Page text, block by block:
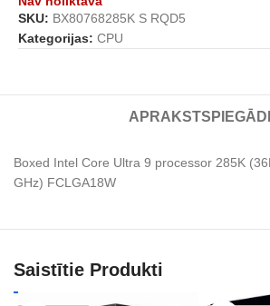
SKU: BX80768285K S RQD5
Kategorijas: CPU
APRAKSTS
Boxed Intel Core Ultra 9 processor 285K
GHz) FCLGA18W
Saistītie Produkti